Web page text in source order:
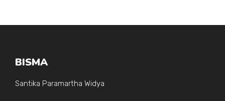
BISMA
Santika Paramartha Widya